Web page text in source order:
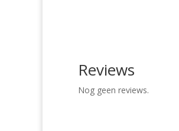
Reviews
Nog geen reviews.